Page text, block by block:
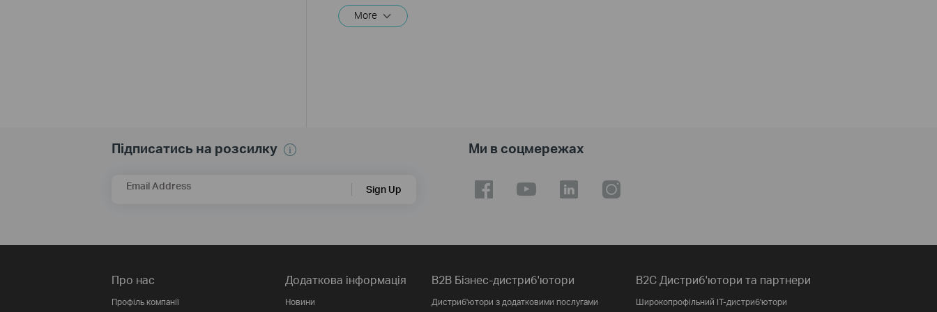
More
Підписатись на розсилку
Email Address Sign Up
Ми в соцмережах
Про нас
Профіль компанії
Додаткова інформація
Новини
B2B Бізнес-дистриб'ютори
Дистриб'ютори з додатковими послугами
B2C Дистриб'ютори та партнери
Широкопрофільний IT-дистриб'ютори